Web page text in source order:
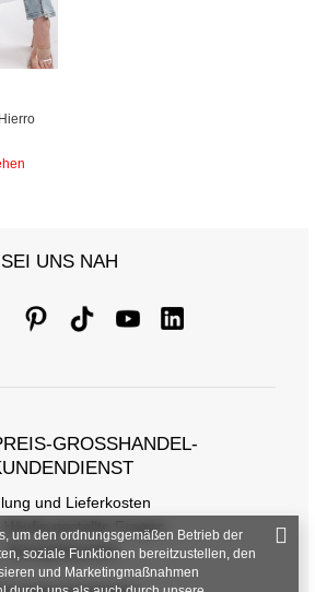
SEI UNS NAH
GROSSHANDEL-K
und Lieferkosten
gestellte Fragen
Rückgabepolitik
um den ordnungsgemäßen Betrieb der
soziale Funktionen bereitzustellen, den
und Marketingmaßnahmen